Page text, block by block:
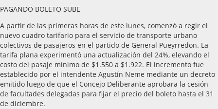
PAGANDO BOLETO SUBE
A partir de las primeras horas de este lunes, comenzó a regir el
nuevo cuadro tarifario para el servicio de transporte urbano
colectivos de pasajeros en el partido de General Pueyrredon. La
tarifa plana experimentó una actualización del 24%, elevando el
costo del pasaje mínimo de $1.550 a $1.922. El incremento fue
establecido por el intendente Agustín Neme mediante un decreto
emitido luego de que el Concejo Deliberante aprobara la cesión
de facultades delegadas para fijar el precio del boleto hasta el 31
de diciembre.